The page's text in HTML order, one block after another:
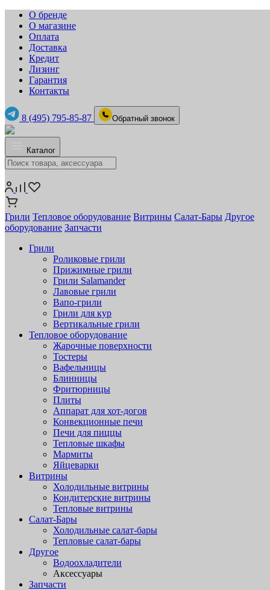
О бренде
О магазине
Оплата
Доставка
Кредит
Лизинг
Гарантия
Контакты
8 (495) 795-85-87 Обратный звонок
Каталог
Грили Тепловое оборудование Витрины Салат-Бары Другое
оборудование Запчасти
Грили
Роликовые грили
Прижимные грили
Грили Salamander
Лавовые грили
Вапо-грили
Грили для кур
Вертикальные грили
Тепловое оборудование
Жарочные поверхности
Тостеры
Вафельницы
Блинницы
Фритюрницы
Плиты
Аппарат для хот-догов
Конвекционные печи
Печи для пиццы
Тепловые шкафы
Мармиты
Яйцеварки
Витрины
Холодильные витрины
Кондитерские витрины
Тепловые витрины
Салат-Бары
Холодильные салат-бары
Тепловые салат-бары
Другое
Водоохладители
Аксессуары
Запчасти